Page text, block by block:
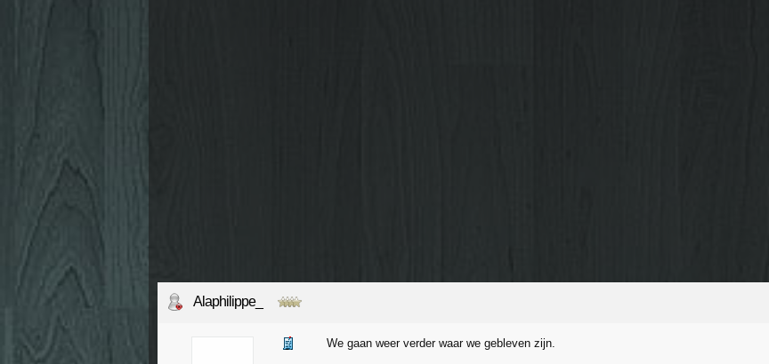
Alaphilippe_
We gaan weer verder waar we gebleven zijn.